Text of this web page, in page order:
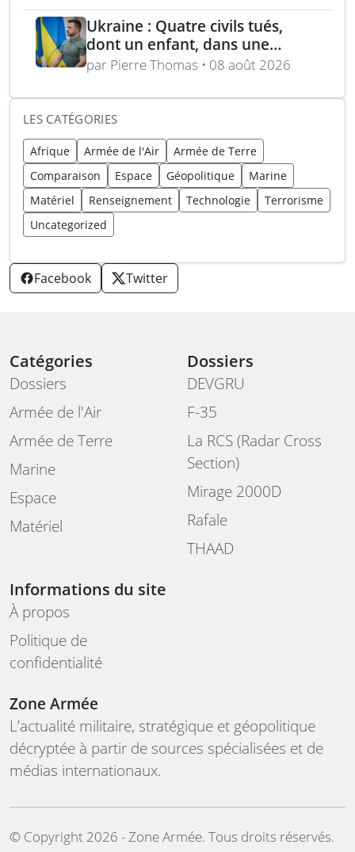
Ukraine : Quatre civils tués,
dont un enfant, dans une
attaque russe par missile
raffineries russes visées par
l’Ukraine
par Pierre Thomas • 08 août 2026
LES CATÉGORIES
Afrique Armée de l'Air
Armée de Terre
Comparaison
Espace Géopolitique
Marine
Matériel
Renseignement Technologie
Terrorisme
Uncategorized
Facebook Twitter
Catégories
Dossiers
Armée de l'Air
Armée de Terre
Marine
Espace
Matériel
Dossiers
DEVGRU
F-35
La RCS (Radar Cross
Section)
Mirage 2000D
Rafale
THAAD
Informations du site
À propos
Politique de
confidentialité
Zone Armée
L’actualité militaire, stratégique et géopolitique
décryptée à partir de sources spécialisées et de
médias internationaux.
©️ Copyright 2026 - Zone Armée. Tous droits réservés.